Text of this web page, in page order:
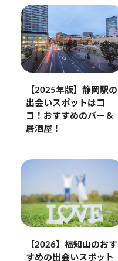
【2025年版】静岡駅の
出会いスポットはコ
コ！おすすめのバー＆
居酒屋！
【2026】福知山のおす
すめの出会いスポット